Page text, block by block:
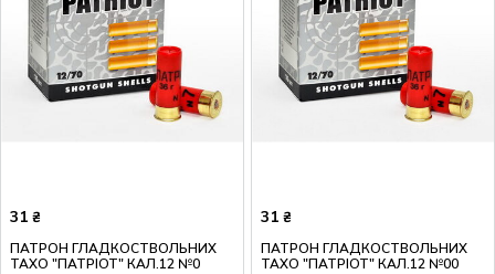
31 ₴
ПАТРОН ГЛАДКОСТВОЛЬНИХ
ТАХО "ПАТРІОТ" КАЛ.12 №0
31 ₴
ПАТРОН ГЛАДКОСТВОЛЬНИХ
ТАХО "ПАТРІОТ" КАЛ.12 №00